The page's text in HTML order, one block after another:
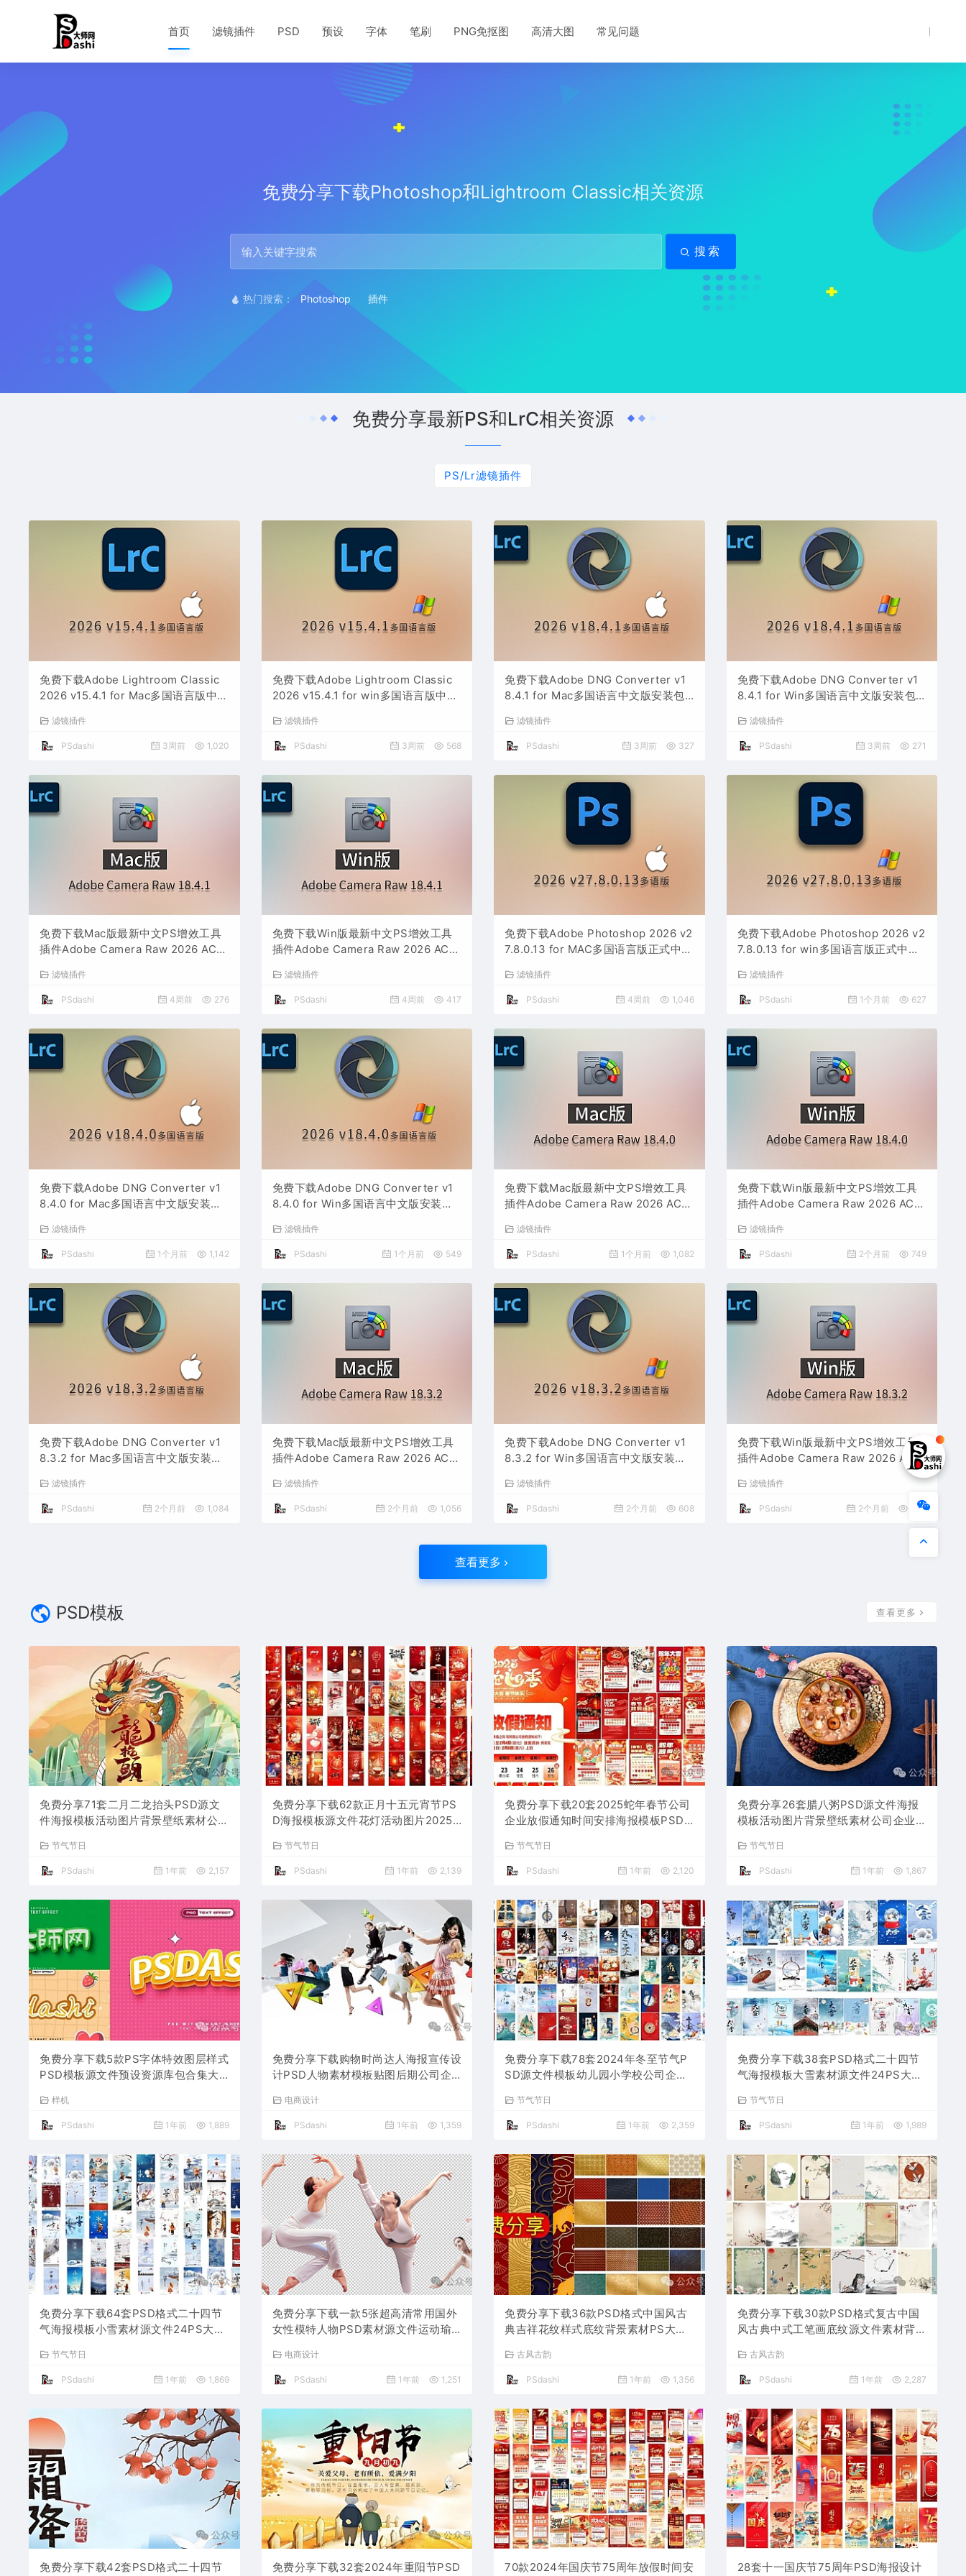
首页 滤镜插件 PSD 预设 字体 笔刷 PNG免抠图 高清大图 常见问题
免费分享下载Photoshop和Lightroom Classic相关资源
搜索
热门搜索： Photoshop 插件
免费分享最新PS和LrC相关资源
PS/Lr滤镜插件
免费下载Adobe Lightroom Classic
2026 v15.4.1 for Mac多国语言版中文
编辑工具
滤镜插件
PSdashi 3周前 1,020
免费下载Adobe Lightroom Classic
2026 v15.4.1 for win多国语言版中文
编辑工具
滤镜插件
PSdashi 3周前 568
免费下载Adobe DNG Converter v1
8.4.1 for Mac多国语言中文版安装包
负片PS插件软件工具
滤镜插件
PSdashi 3周前 327
免费下载Adobe DNG Converter v1
8.4.1 for Win多国语言中文版安装包
负片PS插件软件工具
滤镜插件
PSdashi 3周前 271
免费下载Mac版最新中文PS增效工具
插件Adobe Camera Raw 2026 ACR
照片文件文档格式打开处理编辑
滤镜插件
PSdashi 4周前 276
免费下载Win版最新中文PS增效工具
插件Adobe Camera Raw 2026 ACR
照片文件文档格式打开处理编辑
滤镜插件
PSdashi 4周前 417
免费下载Adobe Photoshop 2026 v2
7.8.0.13 for MAC多国语言版正式中文
图设计师平面设计工具
滤镜插件
PSdashi 4周前 1,046
免费下载Adobe Photoshop 2026 v2
7.8.0.13 for win多国语言版正式中文
图设计师平面设计工具
滤镜插件
PSdashi 1个月前 627
免费下载Adobe DNG Converter v1
8.4.0 for Mac多国语言中文版安装包
负片PS插件软件工具
滤镜插件
PSdashi 1个月前 1,142
免费下载Adobe DNG Converter v1
8.4.0 for Win多国语言中文版安装包
负片PS插件软件工具
滤镜插件
PSdashi 1个月前 549
免费下载Mac版最新中文PS增效工具
插件Adobe Camera Raw 2026 ACR
照片文件文档格式打开处理编辑
滤镜插件
PSdashi 1个月前 1,082
免费下载Win版最新中文PS增效工具
插件Adobe Camera Raw 2026 ACR
照片文件文档格式打开处理编辑
滤镜插件
PSdashi 2个月前 749
免费下载Adobe DNG Converter v1
8.3.2 for Mac多国语言中文版安装包
负片PS插件软件工具
滤镜插件
PSdashi 2个月前 1,084
免费下载Mac版最新中文PS增效工具
插件Adobe Camera Raw 2026 ACR
照片文件文档格式打开处理编辑
滤镜插件
PSdashi 2个月前 1,056
免费下载Adobe DNG Converter v1
8.3.2 for Win多国语言中文版安装包
负片PS插件软件工具
滤镜插件
PSdashi 2个月前 608
免费下载Win版最新中文PS增效工具
插件Adobe Camera Raw 2026 ACR
v18.3.2 摄影后期一键安装包预设Lrc
照片文件文档格式打开处理编辑
滤镜插件
PSdashi 2个月前 563
查看更多
PSD模板 查看更多
免费分享71套二月二龙抬头PSD源文
件海报模板活动图片背景壁纸素材公司
国传统节日平面设计宣传
节气节日
PSdashi 1年前 2,157
免费分享下载62款正月十五元宵节PS
D海报模板源文件花灯活动图片2025
材公司企业朋友圈吃汤圆
节气节日
PSdashi 1年前 2,139
免费分享下载20套2025蛇年春节公司
企业放假通知时间安排海报模板PSD
节日宣传背景分层图片
节气节日
PSdashi 1年前 2,120
免费分享26套腊八粥PSD源文件海报
模板活动图片背景壁纸素材公司企业朋
节日平面设计宣传插国风画
节气节日
PSdashi 1年前 1,867
免费分享下载5款PS字体特效图层样式
PSD模板源文件预设资源库包合集大
设计师素材网站3d样机
样机
PSdashi 1年前 1,889
免费分享下载购物时尚达人海报宣传设
计PSD人物素材模板贴图后期公司企
免费商用图片高清合集源文件
电商设计
PSdashi 1年前 1,359
免费分享下载78套2024年冬至节气P
SD源文件模板幼儿园小学校公司企业
包合集活动图片插画图片
节气节日
PSdashi 1年前 2,359
免费分享下载38套PSD格式二十四节
气海报模板大雪素材源文件24PS大师
高清朋友圈营销电商宣传
节气节日
PSdashi 1年前 1,989
免费分享下载64套PSD格式二十四节
气海报模板小雪素材源文件24PS大师
高清朋友圈营销电商宣传
节气节日
PSdashi 1年前 1,869
免费分享下载一款5张超高清常用国外
女性模特人物PSD素材源文件运动瑜
司宣传海报模板图片美妆医美
电商设计
PSdashi 1年前 1,251
免费分享下载36款PSD格式中国风古
典吉祥花纹样式底纹背景素材PS大师
素海报平面设计国风贴图站
古风古韵
PSdashi 1年前 1,356
免费分享下载30款PSD格式复古中国
风古典中式工笔画底纹源文件素材背景
国画图片花鸟海报模板水墨
古风古韵
PSdashi 1年前 2,287
免费分享下载42套PSD格式二十四节 免费分享下载32套2024年重阳节PSD 70款2024年国庆节75周年放假时间安 28套十一国庆节75周年PSD海报设计